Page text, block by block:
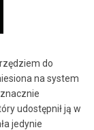
do
na system
udostępnił ją w
jedynie